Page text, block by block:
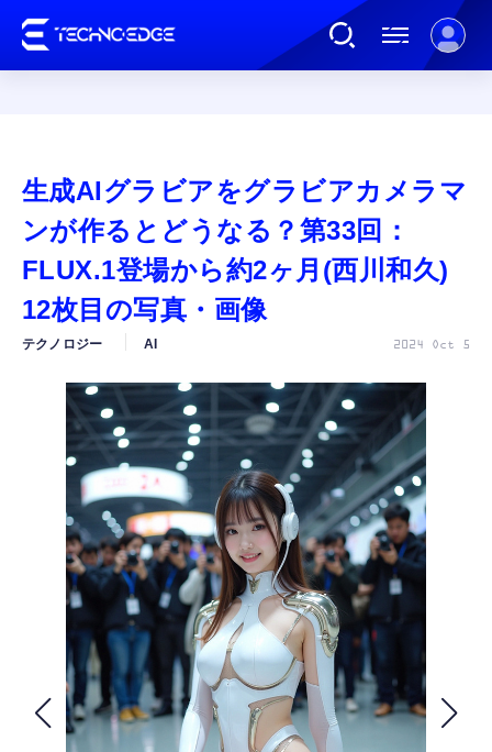
AI
ガジェット
カルチャー
公式ストア
FOLLOW US
生成AIグラビアをグラビアカメラマ
ンが作るとどうなる？第33回：
FLUX.1登場から約2ヶ月(西川和久)
12枚目の写真・画像
テクノロジー AI 2024 Oct 5